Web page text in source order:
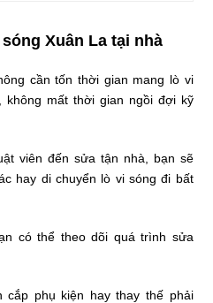
Xuân La tại nhà
cần tốn thời gian mang lò vi
mất thời gian ngồi đợi kỹ
viên đến sửa tận nhà, bạn sẽ
hay di chuyển lò vi sóng đi bất
có thể theo dõi quá trình sửa
cắp phụ kiện hay thay thế phải